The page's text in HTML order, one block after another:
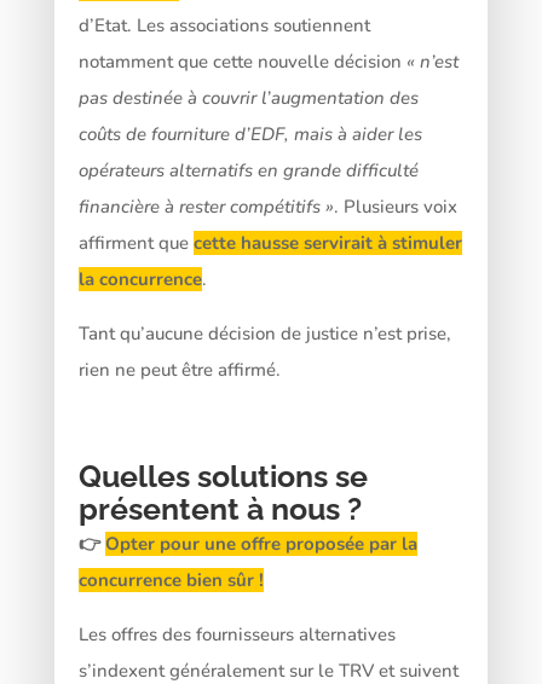
d’Etat. Les associations soutiennent
notamment que cette nouvelle décision « n’est
pas destinée à couvrir l’augmentation des
coûts de fourniture d’EDF, mais à aider les
opérateurs alternatifs en grande difficulté
financière à rester compétitifs ». Plusieurs voix
affirment que cette hausse servirait à stimuler
la concurrence.
Tant qu’aucune décision de justice n’est prise,
rien ne peut être affirmé.
Quelles solutions se
présentent à nous ?
👉Opter pour une offre proposée par la
concurrence bien sûr !
Les offres des fournisseurs alternatives
s’indexent généralement sur le TRV et suivent